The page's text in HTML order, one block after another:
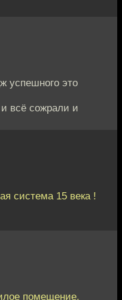
успешного это
всё сожрали и
система 15 века !
помещение.